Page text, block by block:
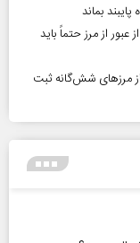
بماند
توصیه‌ای که قبل از عبور از مرز حتماً باید
بیش از ۴.۳ میلیون عبور از مرزهای شش‌گانه ثبت